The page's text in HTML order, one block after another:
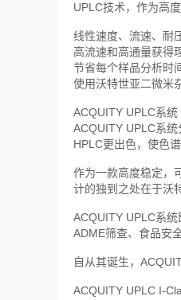
UPLC技术，作为高
线性速度、流速、耐
高流速和高通量获得
节省每个样品分析时
使用沃特世亚二微米
ACQUITY UPLC系统
ACQUITY UPLC系
HPLC更出色，使色
作为一款高度稳定，
计的独到之处在于沃
ACQUITY UPLC系
ADME筛查、食品安
自从其诞生，
ACQUITY UPLC I-